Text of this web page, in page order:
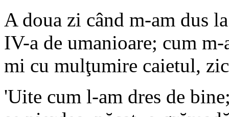
A doua zi când m-am dus
IV-a de umanioare; cum m-
mi cu mulţumire caietul,
'Uite cum l-am dres de